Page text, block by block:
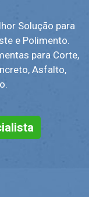
Solução para
e Polimento.
para Corte,
Asfalto,